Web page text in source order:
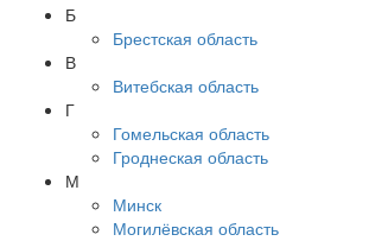
Б
Брестская область
В
Витебская область
Г
Гомельская область
Гроднеская область
М
Минск
Могилёвская область